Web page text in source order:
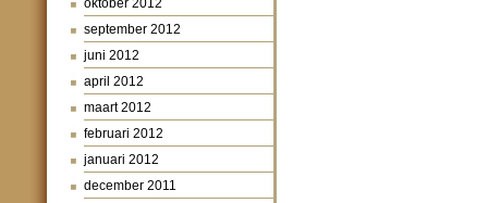
oktober 2012
september 2012
juni 2012
april 2012
maart 2012
februari 2012
januari 2012
december 2011